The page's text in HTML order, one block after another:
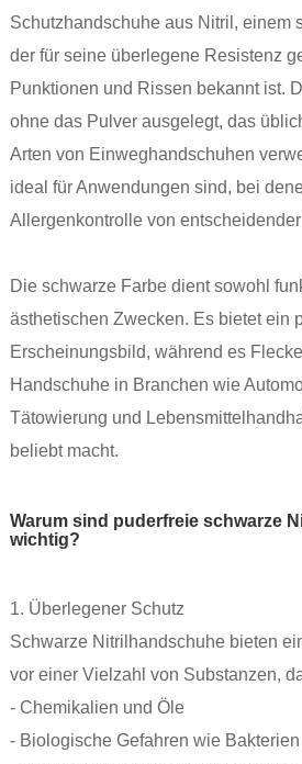
Schutzhandschuhe aus Nitril, einem
der für seine überlegene Resistenz
Punktionen und Rissen bekannt ist.
ohne das Pulver ausgelegt, das
Arten von Einweghandschuhen
ideal für Anwendungen sind, bei
Allergenkontrolle von
Die schwarze Farbe dient sowohl
ästhetischen Zwecken. Es bietet ein
Erscheinungsbild, während es
Handschuhe in Branchen wie
Tätowierung und
beliebt macht.
Warum sind puderfreie schwarze
wichtig?
1. Überlegener Schutz
Schwarze Nitrilhandschuhe bieten
vor einer Vielzahl von Substanzen,
- Chemikalien und Öle
- Biologische Gefahren wie